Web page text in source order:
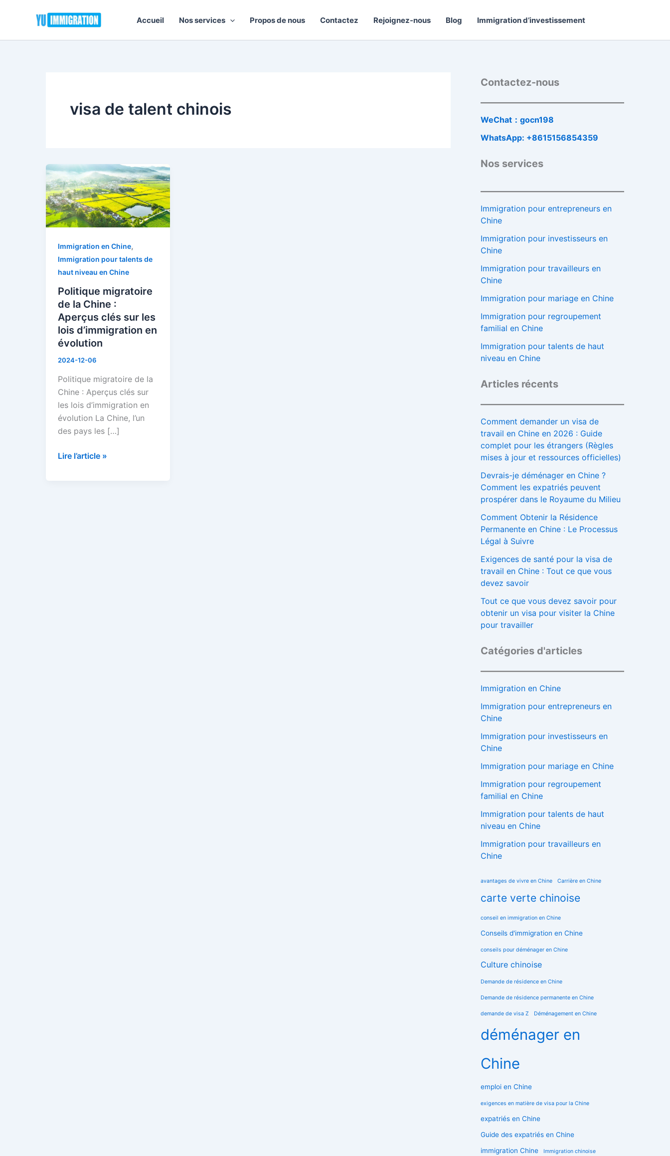
Accueil Nos services Propos de nous Contactez Rejoignez-nous Blog Immigration d’investissement
visa de talent chinois
Immigration en Chine,
Immigration pour talents de
haut niveau en Chine
Politique migratoire
de la Chine :
Aperçus clés sur les
lois d’immigration en
évolution
2024-12-06
Politique migratoire de la
Chine : Aperçus clés sur
les lois d’immigration en
évolution La Chine, l’un
des pays les […]
Politique
migratoire
de
la
Chine
Aperçus
clés
sur
les
lois
d’immigration
en
évolution
Lire l’article »
Contactez-nous
WeChat：gocn198
WhatsApp: +8615156854359
Nos services
Immigration pour entrepreneurs en
Chine
Immigration pour investisseurs en
Chine
Immigration pour travailleurs en
Chine
Immigration pour mariage en Chine
Immigration pour regroupement
familial en Chine
Immigration pour talents de haut
niveau en Chine
Articles récents
Comment demander un visa de
travail en Chine en 2026 : Guide
complet pour les étrangers (Règles
mises à jour et ressources officielles)
Devrais-je déménager en Chine ?
Comment les expatriés peuvent
prospérer dans le Royaume du Milieu
Comment Obtenir la Résidence
Permanente en Chine : Le Processus
Légal à Suivre
Exigences de santé pour la visa de
travail en Chine : Tout ce que vous
devez savoir
Tout ce que vous devez savoir pour
obtenir un visa pour visiter la Chine
pour travailler
Catégories d'articles
Immigration en Chine
Immigration pour entrepreneurs en
Chine
Immigration pour investisseurs en
Chine
Immigration pour mariage en Chine
Immigration pour regroupement
familial en Chine
Immigration pour talents de haut
niveau en Chine
Immigration pour travailleurs en
Chine
avantages de vivre en Chine Carrière en Chine
carte verte chinoise
conseil en immigration en Chine
Conseils d'immigration en Chine
conseils pour déménager en Chine
Culture chinoise
Demande de résidence en Chine
Demande de résidence permanente en Chine
demande de visa Z Déménagement en Chine
déménager en
Chine
emploi en Chine
exigences en matière de visa pour la Chine
expatriés en Chine
Guide des expatriés en Chine
immigration Chine
Immigration chinoise